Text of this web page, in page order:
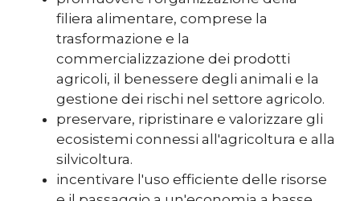
filiera alimentare, comprese la
trasformazione e la
commercializzazione dei prodotti
agricoli, il benessere degli animali e la
gestione dei rischi nel settore agricolo.
preservare, ripristinare e valorizzare gli
ecosistemi connessi all'agricoltura e alla
silvicoltura.
incentivare l'uso efficiente delle risorse